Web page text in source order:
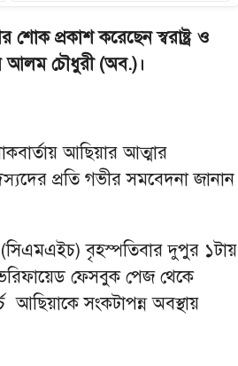
প্রকাশ করেছেন স্বরাষ্ট্র ও
আলম চৌধুরী (অব.)।
আছিয়ার আত্মার
প্রতি গভীর সমবেদনা জানান
(সিএমএইচ) বৃহস্পতিবার দুপুর ১টায়
ফেসবুক পেজ থেকে
আছিয়াকে সংকটাপন্ন অবস্থায়